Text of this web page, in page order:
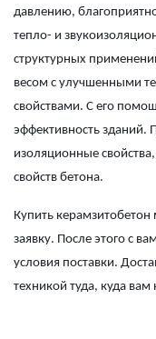
давлению,
тепло- и
структурных
весом с улучшенными
свойствами. С его
эффективность зданий.
изоляционные
свойств бетона.
Купить керамзитобетон
заявку. После этого с
условия поставки.
техникой туда, куда